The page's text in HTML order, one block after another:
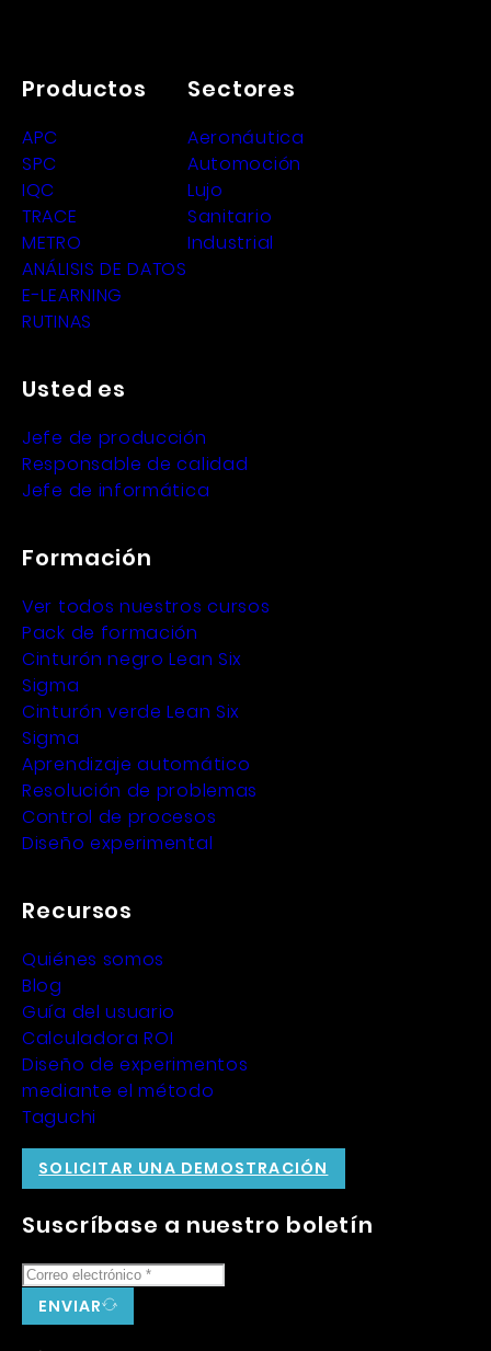
Productos
APC
SPC
IQC
TRACE
METRO
ANÁLISIS DE DATOS
E-LEARNING
RUTINAS
Sectores
Aeronáutica
Automoción
Lujo
Sanitario
Industrial
Usted es
Jefe de producción
Responsable de calidad
Jefe de informática
Formación
Ver todos nuestros cursos
Pack de formación
Cinturón negro Lean Six
Sigma
Cinturón verde Lean Six
Sigma
Aprendizaje automático
Resolución de problemas
Control de procesos
Diseño experimental
Recursos
Quiénes somos
Blog
Guía del usuario
Calculadora ROI
Diseño de experimentos
mediante el método
Taguchi
Suscríbase a nuestro boletín
ENVIAR
SOLICITAR UNA DEMOSTRACIÓN